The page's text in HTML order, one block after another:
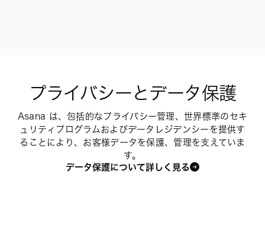
プライバシーとデータ保護
Asana は、包括的なプライバシー管理、世界標準のセキ
ュリティプログラムおよびデータレジデンシーを提供す
ることにより、お客様データを保護、管理を支えていま
す。
データ保護について詳しく見る